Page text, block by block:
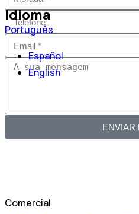
Idioma
Português
Español
English
ENVIAR
Comercial